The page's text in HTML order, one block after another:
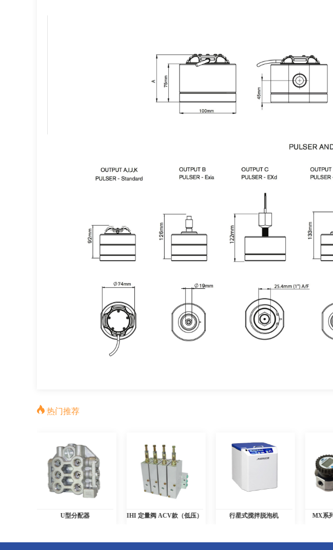
热门推荐
IHI 定量阀 ACV款（低压） 行星式搅拌脱泡机 MX系列 M系列 流量计